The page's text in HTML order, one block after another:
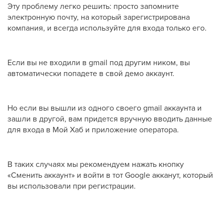
Эту проблему легко решить: просто запомните
электронную почту, на который зарегистрирована
компания, и всегда используйте для входа только его.
Если вы не входили в gmail под другим ником, вы
автоматически попадете в свой демо аккаунт.
Но если вы вышли из одного своего gmail аккаунта и
зашли в другой, вам придется вручную вводить данные
для входа в Мой Хаб и приложение оператора.
В таких случаях мы рекомендуем нажать кнопку
«Сменить аккаунт» и войти в тот Google акканут, который
вы использовали при регистрации.